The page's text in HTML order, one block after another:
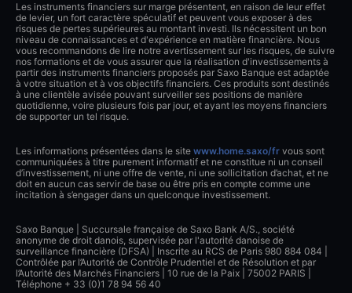
Les instruments financiers sur marge présentent, en raison de leur effet
de levier, un fort caractère spéculatif et peuvent vous exposer à des
risques de pertes supérieures au montant investi. Ils nécessitent un bon
niveau de connaissances et d'expérience en matière financière. Nous
vous recommandons de lire notre avertissement sur les risques, de suivre
nos formations et de vous assurer que la réalisation d'investissements à
partir des instruments financiers proposés par Saxo Banque est adaptée
à votre situation et à vos objectifs financiers. Ces produits sont destinés
à une clientèle avisée pouvant surveiller ses positions de manière
quotidienne, voire plusieurs fois par jour, et ayant les moyens financiers
de supporter un tel risque.
Les informations présentées dans le site www.home.saxo/fr vous sont
communiquées à titre purement informatif et ne constitue ni un conseil
d’investissement, ni une offre de vente, ni une sollicitation d’achat, et ne
doit en aucun cas servir de base ou être pris en compte comme une
incitation à s’engager dans un quelconque investissement.
Saxo Banque | Succursale française de Saxo Bank A/S., société
anonyme de droit danois, supervisée par l'autorité danoise de
surveillance financière (DFSA) | Inscrite au RCS de Paris 980 884 084 |
Contrôlée par l’Autorité de Contrôle Prudentiel et de Résolution et par
l’Autorité des Marchés Financiers | 10 rue de la Paix | 75002 PARIS |
Téléphone + 33 (0)1 78 94 56 40